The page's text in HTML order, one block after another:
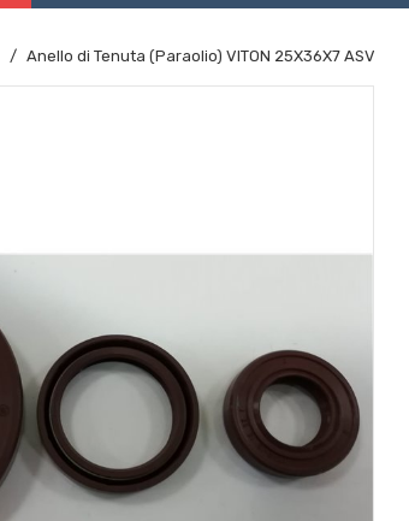
Anello di Tenuta (Paraolio) VITON 25X36X7 ASV